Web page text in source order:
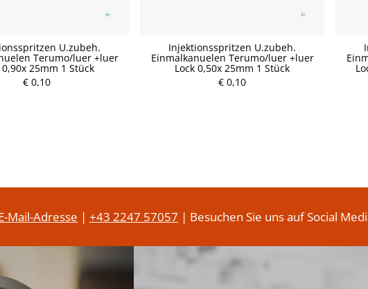
U.zubeh.
Terumo/luer +luer
0,90x 25mm 1 Stück
€ 0,10
Injektionsspritzen U.zubeh.
Einmalkanuelen Terumo/luer +luer
Lock 0,50x 25mm 1 Stück
€ 0,10
P
r
e
P
r
Mail-Adresse | +43 2247 57057 | Besuchen Sie uns auf Social